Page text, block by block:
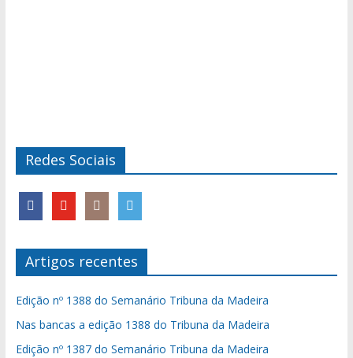
Redes Sociais
Artigos recentes
Edição nº 1388 do Semanário Tribuna da Madeira
Nas bancas a edição 1388 do Tribuna da Madeira
Edição nº 1387 do Semanário Tribuna da Madeira